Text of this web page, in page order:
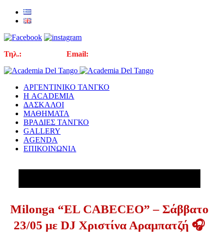
Τηλ.: Email:
ΑΡΓΕΝΤΙΝΙΚΟ ΤΑΝΓΚΟ
Η ACADEMIA
ΔΑΣΚΑΛΟΙ
ΜΑΘΗΜΑΤΑ
ΒΡΑΔΙΕΣ ΤΑΝΓΚΟ
GALLERY
AGENDA
ΕΠΙΚΟΙΝΩΝΙΑ
Milonga “EL CABECEO” – Σάββατο
23/05 με DJ Χριστίνα Αραμπατζή 🎧